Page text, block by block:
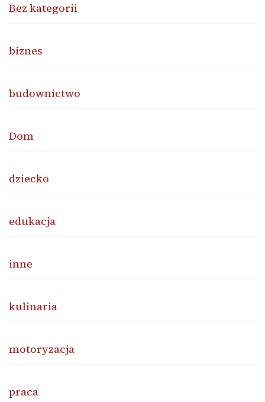
Bez kategorii
biznes
budownictwo
Dom
dziecko
edukacja
inne
kulinaria
motoryzacja
praca